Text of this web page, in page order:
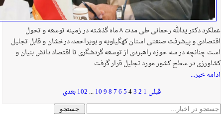
عملکرد دکتر یدالله رحمانی طی مدت ۸ ماه گذشته در زمینه توسعه و تحول
اقتصادی و پیشرفت صنعتی استان کهگیلویه و بویراحمد، درخشان و قابل تجلیل
است چنانچه در سه حوزه راهبردی از توسعه گردشگری تا اقتصاد دانش بنیان و
کشاورزی در سطح کشور مورد تجلیل قرار گرفت.
ادامه خبر...
قبلی 1
2
3
4
5
6
7
8
9
10
...
102بعدی